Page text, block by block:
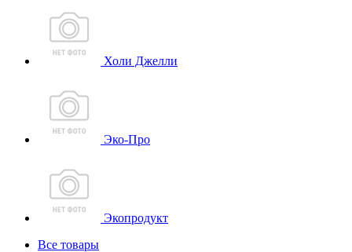
Холи Джелли
Эко-Про
Экопродукт
Все товары